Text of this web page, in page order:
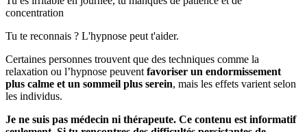
concentration
Tu te reconnais ? L'hypnose peut t'aider.
Certaines personnes trouvent que des techniques comme la
relaxation ou l’hypnose peuvent favoriser un endormissement
plus calme et un sommeil plus serein, mais les effets varient selon
les individus.
Je ne suis pas médecin ni thérapeute. Ce contenu est informatif